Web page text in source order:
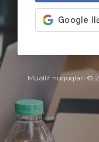
Müəllif hüquqları ©